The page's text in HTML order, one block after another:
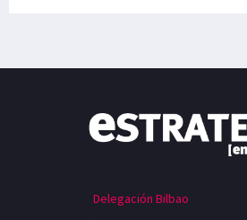
Delegación Bilbao